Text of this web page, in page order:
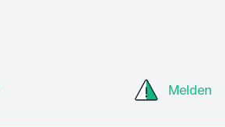
Melden